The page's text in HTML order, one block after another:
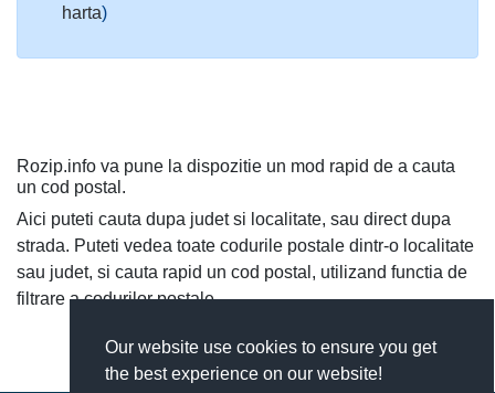
Our website use cookies to ensure you get
the best experience on our website!
harta)
Rozip.info va pune la dispozitie un mod rapid de a cauta
un cod postal.
Aici puteti cauta dupa judet si localitate, sau direct dupa
strada. Puteti vedea toate codurile postale dintr-o localitate
sau judet, si cauta rapid un cod postal, utilizand functia de
filtrare a codurilor postale.